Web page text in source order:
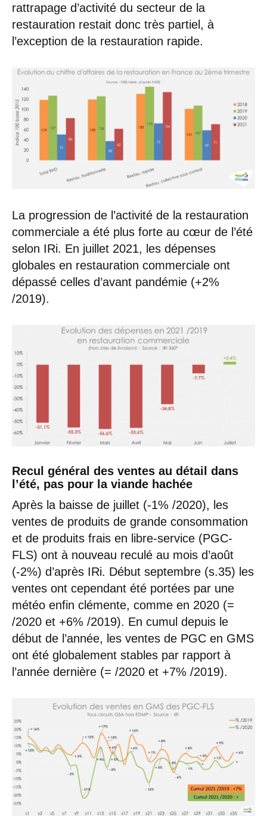
rattrapage d’activité du secteur de la
restauration restait donc très partiel, à
l’exception de la restauration rapide.
La progression de l’activité de la restauration
commerciale a été plus forte au cœur de l’été
selon IRi. En juillet 2021, les dépenses
globales en restauration commerciale ont
dépassé celles d’avant pandémie (+2%
/2019).
Recul général des ventes au détail dans
l’été, pas pour la viande hachée
Après la baisse de juillet (-1% /2020), les
ventes de produits de grande consommation
et de produits frais en libre-service (PGC-
FLS) ont à nouveau reculé au mois d’août
(-2%) d’après IRi. Début septembre (s.35) les
ventes ont cependant été portées par une
météo enfin clémente, comme en 2020 (=
/2020 et +6% /2019). En cumul depuis le
début de l’année, les ventes de PGC en GMS
ont été globalement stables par rapport à
l’année dernière (= /2020 et +7% /2019).